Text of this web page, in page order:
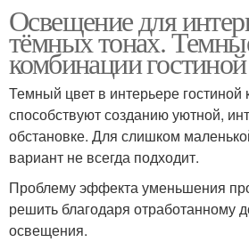
Освещение для
тёмных тонах.
комбинации гостиной
Темный цвет в интерьере гостиной
способствуют созданию уютной,
обстановке. Для слишком
вариант не всегда подходит.
Проблему эффекта уменьшения
решить благодаря отработанному
освещения.